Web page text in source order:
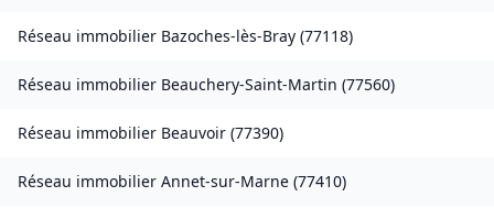
Réseau immobilier Bazoches-lès-Bray (77118)
Réseau immobilier Beauchery-Saint-Martin (77560)
Réseau immobilier Beauvoir (77390)
Réseau immobilier Annet-sur-Marne (77410)